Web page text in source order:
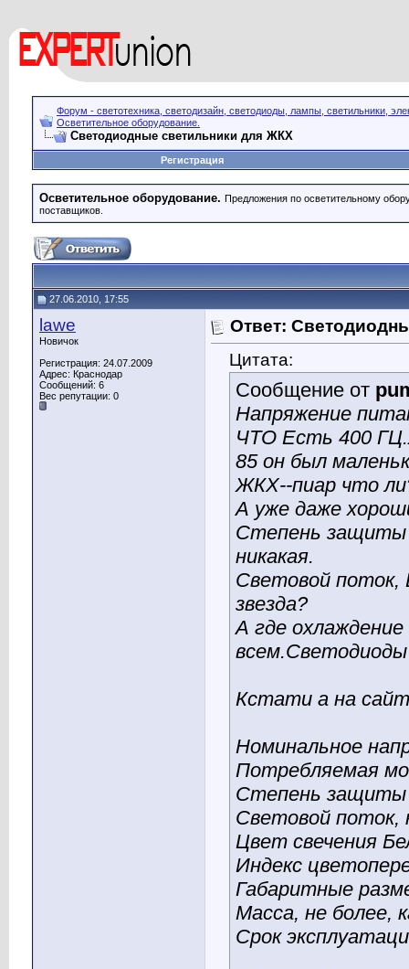
Форум - светотехника, светодизайн, светодиоды, лампы, светильники,
Осветительное оборудование.
Светодиодные светильники для ЖКХ
Регистрация
Осветительное оборудование. Предложения по осветительному
поставщиков.
27.06.2010, 17:55
lawe
Новичок
Регистрация: 24.07.2009
Адрес: Краснодар
Сообщений: 6
Вес репутации: 0
Ответ:
Цитата:
Сообщение от
Напряжение
ЧТО Есть 400
85 он был
ЖКХ--пиар что
А уже даже
Степень защиты
никакая.
Световой поток,
звезда?
А где
Кстати а на
Номинальное
Потребляемая
Степень защиты
Световой поток,
Цвет свечения
Индекс
Габаритные
Масса, не более,
Срок